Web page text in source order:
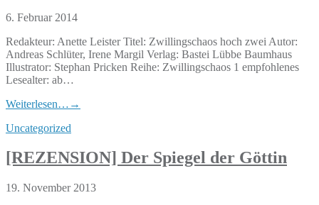
6. Februar 2014
Redakteur: Anette Leister Titel: Zwillingschaos hoch zwei Autor:
Andreas Schlüter, Irene Margil Verlag: Bastei Lübbe Baumhaus
Illustrator: Stephan Pricken Reihe: Zwillingschaos 1 empfohlenes
Lesealter: ab…
Weiterlesen… →
Uncategorized
[REZENSION] Der Spiegel der Göttin
19. November 2013